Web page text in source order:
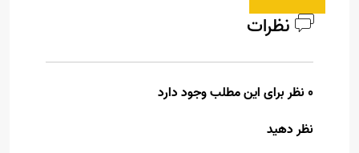
نظرات
0 نظر برای این مطلب وجود دارد
نظر دهید